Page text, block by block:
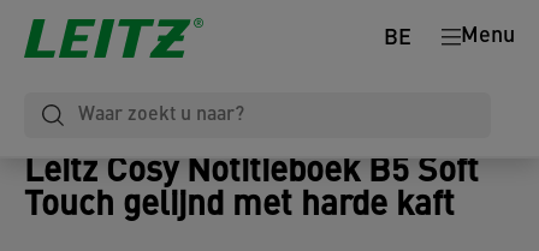
Menu
BE
Leitz Cosy Notitieboek B5 Soft
Touch gelijnd met harde kaft